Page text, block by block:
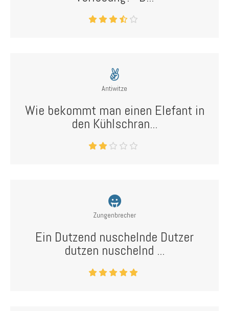
Antiwitze
Wie bekommt man einen Elefant in
den Kühlschran...
Zungenbrecher
Ein Dutzend nuschelnde Dutzer
dutzen nuschelnd ...